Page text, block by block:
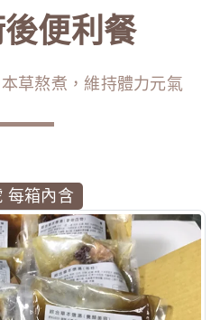
便利餐
草熬煮，維持體力元氣
每箱內含